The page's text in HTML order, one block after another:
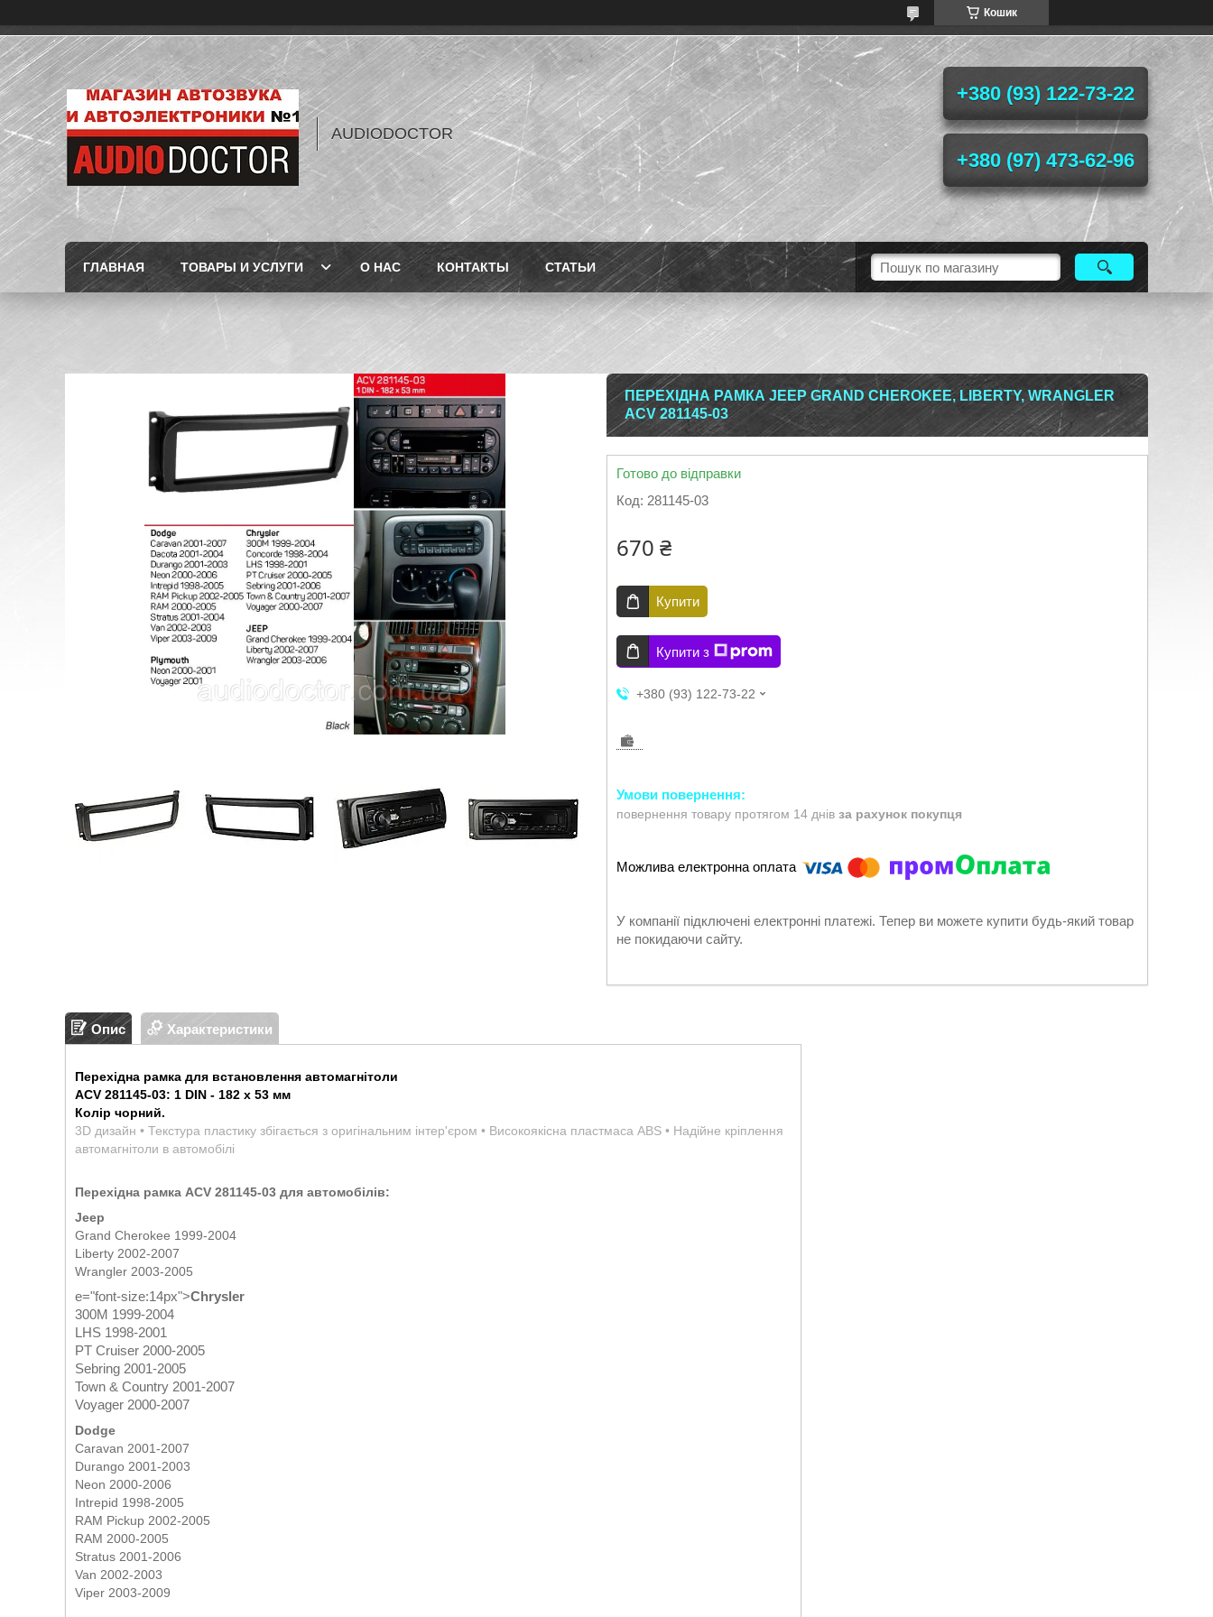
Кошик
AUDIODOCTOR
+380 (93) 122-73-22
+380 (97) 473-62-96
ГЛАВНАЯ ТОВАРЫ И УСЛУГИ О НАС КОНТАКТЫ СТАТЬИ
ПЕРЕХІДНА РАМКА JEEP GRAND CHEROKEE, LIBERTY, WRANGLER
ACV 281145-03
Готово до відправки
Код: 281145-03
670 ₴
Купити
Купити з
+380 (93) 122-73-22
повернення товару протягом 14 днів за рахунок покупця
У компанії підключені електронні платежі. Тепер ви можете купити будь-який товар
не покидаючи сайту.
Опис Характеристики
Перехідна рамка для встановлення автомагнітоли
ACV 281145-03: 1 DIN - 182 x 53 мм
Колір чорний.
3D дизайн • Текстура пластику збігається з оригінальним інтер'єром • Високоякісна пластмаса ABS • Надійне кріплення
автомагнітоли в автомобілі
Перехідна рамка ACV 281145-03 для автомобілів:
Jeep
Grand Cherokee 1999-2004
Liberty 2002-2007
Wrangler 2003-2005
e="font-size:14px">Chrysler
300M 1999-2004
LHS 1998-2001
PT Cruiser 2000-2005
Sebring 2001-2005
Town & Country 2001-2007
Voyager 2000-2007
Dodge
Caravan 2001-2007
Durango 2001-2003
Neon 2000-2006
Intrepid 1998-2005
RAM Pickup 2002-2005
RAM 2000-2005
Stratus 2001-2006
Van 2002-2003
Viper 2003-2009